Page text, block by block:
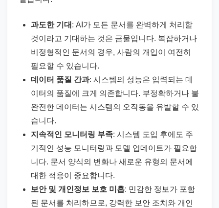
과도한 기대 : AI가 모든 문서를 완벽하게 처리할
것이라고 기대하는 것은 금물입니다. 복잡하거나
비정형적인 문서의 경우, 사람의 개입이 여전히
필요할 수 있습니다.
데이터 품질 간과: 시스템의 성능은 입력되는 데
이터의 품질에 크게 의존합니다. 부정확하거나 불
완전한 데이터는 시스템의 오작동을 유발할 수 있
습니다.
지속적인 모니터링 부족: 시스템 도입 후에도 주
기적인 성능 모니터링과 모델 업데이트가 필요합
니다. 문서 양식의 변화나 새로운 유형의 문서에
대한 적응이 중요합니다.
보안 및 개인정보 보호 미흡: 민감한 정보가 포함
된 문서를 처리하므로, 강력한 보안 조치와 개인